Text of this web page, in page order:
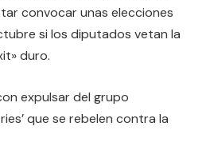
convocar unas elecciones
si los diputados vetan la
duro.
expulsar del grupo
que se rebelen contra la